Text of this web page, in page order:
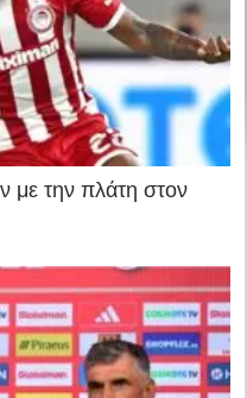
με την πλάτη στον